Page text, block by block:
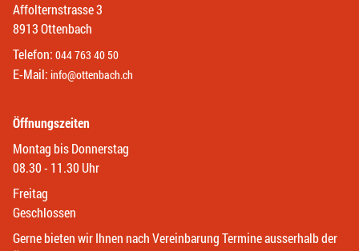
Affolternstrasse 3
8913 Ottenbach
Telefon: 044 763 40 50
E-Mail: info@ottenbach.ch
Öffnungszeiten
Montag bis Donnerstag
08.30 - 11.30 Uhr
Freitag
Geschlossen
Gerne bieten wir Ihnen nach Vereinbarung Termine ausserhalb der